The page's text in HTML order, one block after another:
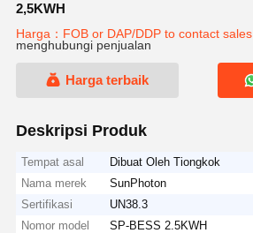
2,5KWH
Harga：FOB or DAP/DDP to contact sales
menghubungi penjualan
Harga terbaik
Deskripsi Produk
Tempat asal
Dibuat Oleh Tiongkok
Nama merek
SunPhoton
Sertifikasi
UN38.3
Nomor model
SP-BESS 2.5KWH